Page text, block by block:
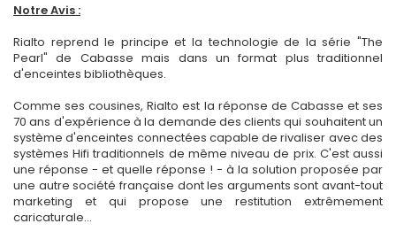
Notre Avis :
Rialto reprend le principe et la technologie de la série "The
Pearl" de Cabasse mais dans un format plus traditionnel
d'enceintes bibliothèques.
Comme ses cousines, Rialto est la réponse de Cabasse et ses
70 ans d'expérience à la demande des clients qui souhaitent un
système d'enceintes connectées capable de rivaliser avec des
systèmes Hifi traditionnels de même niveau de prix. C'est aussi
une réponse - et quelle réponse ! - à la solution proposée par
une autre société française dont les arguments sont avant-tout
marketing et qui propose une restitution extrêmement
caricaturale...